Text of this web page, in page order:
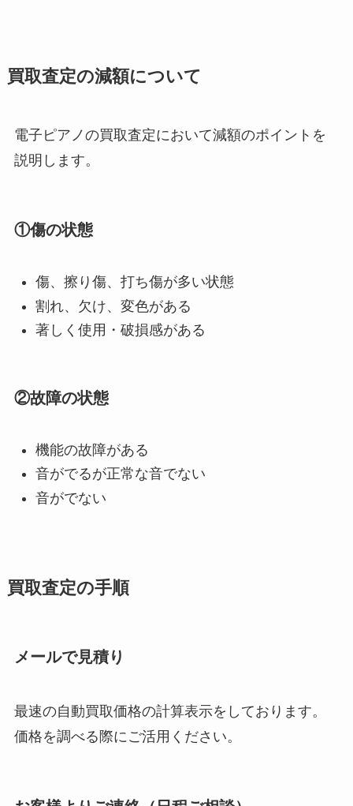
買取査定の減額について
電子ピアノの買取査定において減額のポイントを
説明します。
①傷の状態
傷、擦り傷、打ち傷が多い状態
割れ、欠け、変色がある
著しく使用・破損感がある
②故障の状態
機能の故障がある
音がでるが正常な音でない
音がでない
買取査定の手順
メールで見積り
最速の自動買取価格の計算表示をしております。
価格を調べる際にご活用ください。